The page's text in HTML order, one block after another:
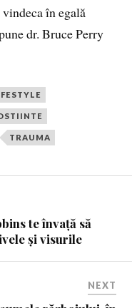
în egală
dr. Bruce Perry
TRAUMA
te învață să
și visurile
NEXT